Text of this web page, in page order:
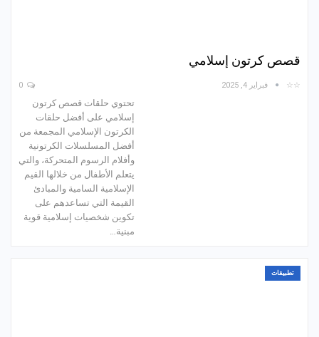
قصص كرتون إسلامي
☆☆ فبراير 4, 2025
تحتوي حلقات قصص كرتون
إسلامي على أفضل حلقات
الكرتون الإسلامي المجمعة من
أفضل المسلسلات الكرتونية
وأفلام الرسوم المتحركة، والتي
يتعلم الأطفال من خلالها القيم
الإسلامية السامية والمبادئ
القيمة التي تساعدهم على
تكوين شخصيات إسلامية قوية
مبنية…
تطبيقات